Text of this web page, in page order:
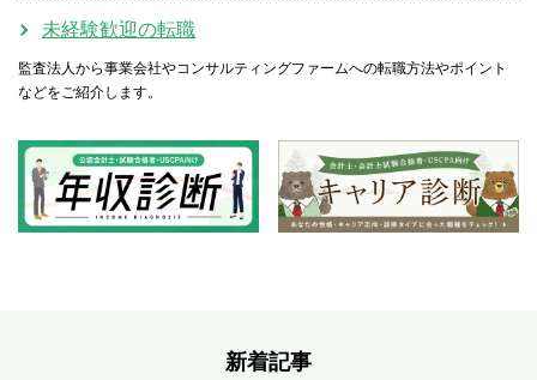
未経験歓迎の転職
監査法人から事業会社やコンサルティングファームへの転職方法やポイント
などをご紹介します。
新着記事